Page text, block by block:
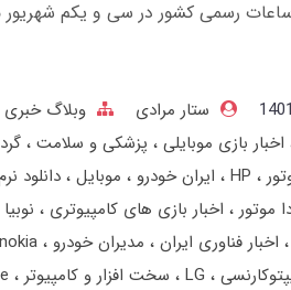
ستار مرادی وبلاگ خبری
اخبار بازی موبایلی پزشکی و سلامت
HP ایران خودرو موبایل دانلود
موتور اخبار بازی های کامپیوتری نوبیا
اخبار فناوری ایران مدیران خودرو nokia
LG سخت افزار و کامپیوتر